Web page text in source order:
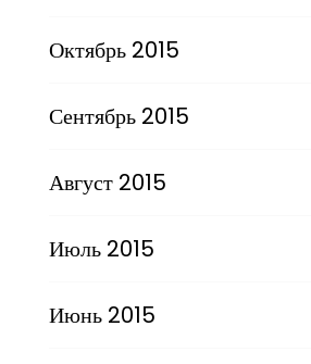
Октябрь 2015
Сентябрь 2015
Август 2015
Июль 2015
Июнь 2015